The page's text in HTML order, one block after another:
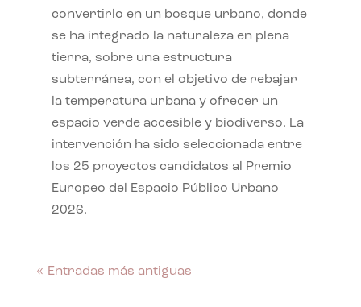
convertirlo en un bosque urbano, donde
se ha integrado la naturaleza en plena
tierra, sobre una estructura
subterránea, con el objetivo de rebajar
la temperatura urbana y ofrecer un
espacio verde accesible y biodiverso. La
intervención ha sido seleccionada entre
los 25 proyectos candidatos al Premio
Europeo del Espacio Público Urbano
2026.
« Entradas más antiguas